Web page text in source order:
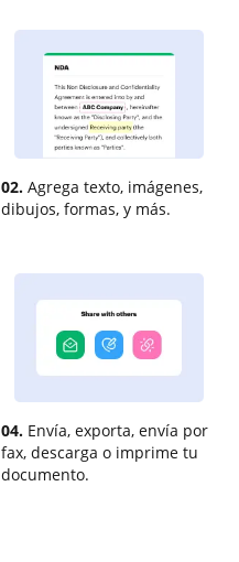
02. Agrega texto, imágenes,
dibujos, formas, y más.
04. Envía, exporta, envía por
fax, descarga o imprime tu
documento.